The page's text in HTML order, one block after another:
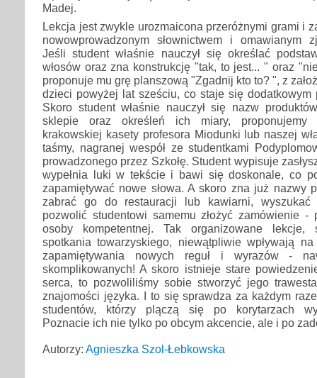
Madej.
Lekcja jest zwykle urozmaicona przeróżnymi grami i
nowowprowadzonym słownictwem i omawianym
Jeśli student właśnie nauczył się określać
włosów oraz zna konstrukcję "tak, to jest... " oraz
proponuje mu grę planszową "Zgadnij kto to? ", z
dzieci powyżej lat sześciu, co staje się dodatkowym
Skoro student właśnie nauczył się nazw
sklepie oraz określeń ich miary, proponujemy
krakowskiej kasety profesora Miodunki lub naszej
taśmy, nagranej wespół ze studentkami
prowadzonego przez Szkołę. Student wypisuje
wypełnia luki w tekście i bawi się doskonale, co
zapamiętywać nowe słowa. A skoro zna już nazwy
zabrać go do restauracji lub kawiarni,
pozwolić studentowi samemu złożyć zamówienie -
osoby kompetentnej. Tak organizowane lekcje,
spotkania towarzyskiego, niewątpliwie wpływają
zapamiętywania nowych reguł i wyrazów -
skomplikowanych! A skoro istnieje stare
serca, to pozwoliliśmy sobie stworzyć jego
znajomości języka. I to się sprawdza za każdym
studentów, którzy plączą się po korytarzach
Poznacie ich nie tylko po obcym akcencie, ale i po
Autorzy: Agnieszka Szol-Łebkowska